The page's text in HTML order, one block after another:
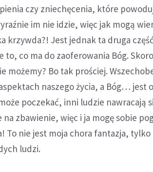
czy zniechęcenia, które
im nie idzie, więc jak mogą
krzywda?! Jest jednak ta druga
to, co ma do zaoferowania Bóg.
możemy? Bo tak prościej.
naszego życia, a Bóg… jest
poczekać, inni ludzie nawracają
na zbawienie, więc i ja mogę sobie
To nie jest moja chora fantazja,
ludzi.